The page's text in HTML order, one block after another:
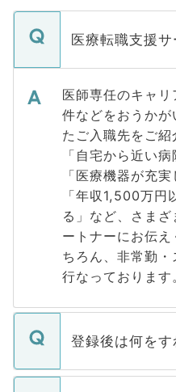
医療転職支援サ
医師専任のキャ
件などをおうか
たご入職先をご紹
「自宅から近い
「医療機器が充
「年収1,500万円
る」など、さま
ートナーにお伝
ちろん、非常勤
行なっております
登録後は何を
ご登録いただき